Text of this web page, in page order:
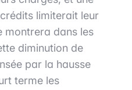
limiterait leur
montrera dans les
diminution de
par la hausse
terme les